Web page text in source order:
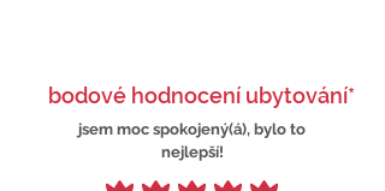
bodové hodnocení ubytování*
jsem moc spokojený(á), bylo to
nejlepší!